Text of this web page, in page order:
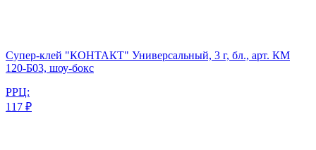
Супер-клей "КОНТАКТ" Универсальный, 3 г, бл., арт. КМ
120-Б03, шоу-бокс
РРЦ:
117 ₽